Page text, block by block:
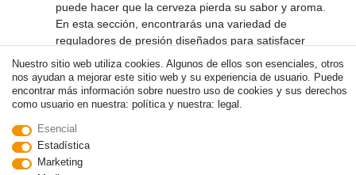
puede hacer que la cerveza pierda su sabor y aroma.
En esta sección, encontrarás una variedad de
reguladores de presión diseñados para satisfacer
todas tus necesidades de dispensación de cerveza.
En Dispensadores-de-Cerveza.es creemos que toda
persona merece disfrutar una cerveza de calidad, ya sea en
eso que ofrecemos una amplia gama de tecnología de
dispensación de cerveza, desde dispensadores hasta
sistemas de dispensación, columnas dispensadoras y
Nuestro sitio web utiliza cookies. Algunos de ellos son esenciales, otros
nos ayudan a mejorar este sitio web y su experiencia de usuario. Puede
encontrar más información sobre nuestro uso de cookies y sus derechos
como usuario en nuestra: política y nuestra: legal.
Esencial
Estadística
Marketing